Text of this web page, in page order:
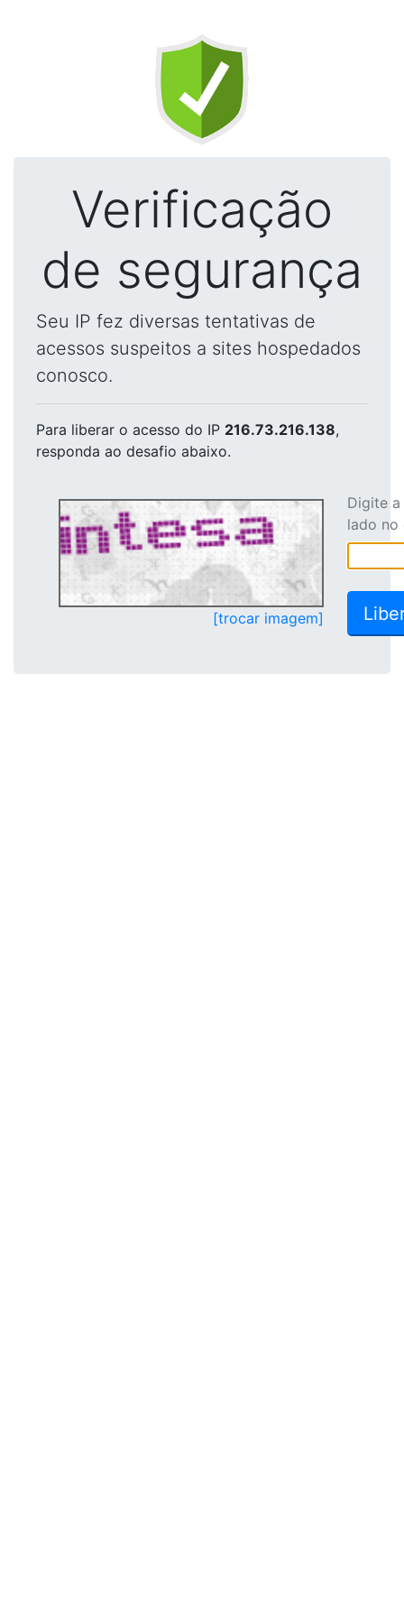
Verificação
de segurança
Seu IP fez diversas tentativas de
acessos suspeitos a sites hospedados
conosco.
Para liberar o acesso do IP 216.73.216.138,
responda ao desafio abaixo.
[trocar imagem]
Digite
lado no